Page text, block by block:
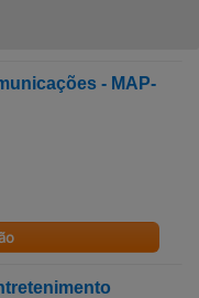
- MAP-